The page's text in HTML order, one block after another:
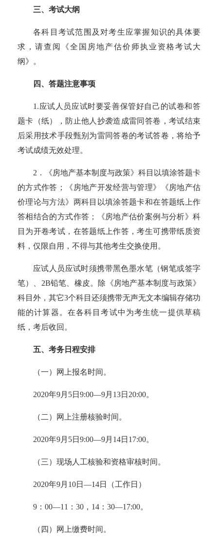
三、 考试大纲
各科目考试范围及对考生应掌握知识的具体要
求，请查阅《全国房地产估价师执业资格考试大
纲》。
四、答题注意事项
1.应试人员应试时要妥善保管好自己的试卷和答
题卡（纸），防止他人抄袭造成雷同答卷，考试结束
后采用技术手段甄别为雷同答卷的考试答卷，将给予
考试成绩无效处理。
2 ．《房地产基本制度与政策》科目以填涂答题卡
的方式作答；《房地产开发经营与管理》《房地产估
价理论与方法》两科目以填涂答题卡和在答题纸上作
答相结合的方式作答；《房地产估价案例与分析》科
目为开卷考试，在答题纸上作答，考生可携带纸质资
料，仅限自用，不得与其他考生交换使用。
应试人员应试时须携带黑色墨水笔（钢笔或签字
笔）、 2B铅笔、橡皮。除《房地产基本制度与政策》
科目外，其它3个科目还须携带无声无文本编辑存储功
能的计算器 。在各科目考试中为考生统一提供草稿
纸，考后收回。
五、考务日程安排
（一）网上报名时间。
2020年9月 5日 9:00—9月 13日 20:00。
（二）网上注册核验时间。
2020年9月 5日 9:00—9月 14日 17:00。
（三）现场人工核验和资格审核时间。
2020年9月 10日 —14日（工作日）
9 ： 00—11 ： 30 ， 14 ： 30—17:00。
（四）网上缴费时间。